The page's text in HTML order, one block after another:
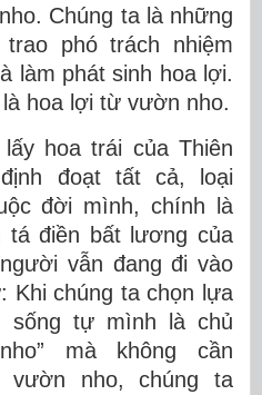
Chúng ta là những
phó trách nhiệm
làm phát sinh hoa lợi.
hoa lợi từ vườn nho.
hoa trái của Thiên
đoạt tất cả, loại
đời mình, chính là
tá điền bất lương của
vẫn đang đi vào
Khi chúng ta chọn lựa
sống tự mình là chủ
mà không cần
vườn nho, chúng ta